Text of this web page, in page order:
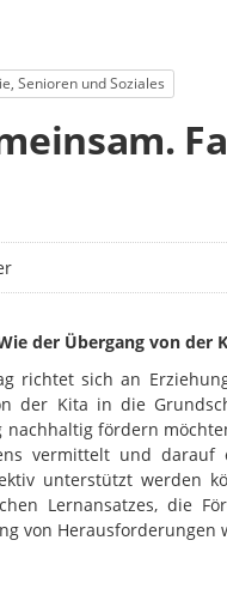
Senioren und Soziales
der Übergang von der
richtet sich an
der Kita in die
nachhaltig fördern
vermittelt und darauf
unterstützt werden
Lernansatzes, die
von